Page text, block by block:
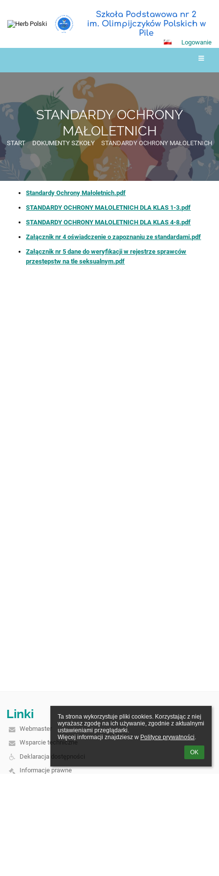
Ta strona wykorzystuje pliki cookies. Korzystając z niej
wyrażasz zgodę na ich używanie, zgodnie z aktualnymi
ustawieniami przeglądarki.
Więcej informacji znajdziesz w Polityce prywatności.
OK
Szkoła Podstawowa nr 2
im. Olimpijczyków Polskich w
Pile
Logowanie
STANDARDY OCHRONY
MAŁOLETNICH
START DOKUMENTY SZKOŁY STANDARDY OCHRONY MAŁOLETNICH
STANDARDY
OCHRONY
MAŁOLETNICH
Standardy Ochrony Małoletnich.pdf
STANDARDY OCHRONY MAŁOLETNICH DLA KLAS 1-3.pdf
STANDARDY OCHRONY MAŁOLETNICH DLA KLAS 4-8.pdf
Załącznik nr 4 oświadczenie o zapoznaniu ze standardami.pdf
Załącznik nr 5 dane do weryfikacji w rejestrze sprawców
przestępstw na tle seksualnym.pdf
Linki
Webmaster
Wsparcie techniczne
Deklaracja dostępności
Informacje prawne